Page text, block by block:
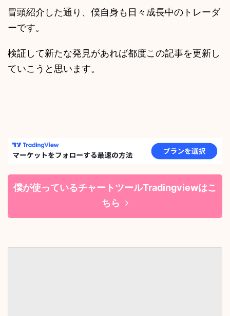
冒頭紹介した通り、僕自身も日々成長中のトレーダ
ーです。
検証して新たな発見があれば都度この記事を更新し
ていこうと思います。
僕が使っているチャートツールTradingviewはこ
ちら